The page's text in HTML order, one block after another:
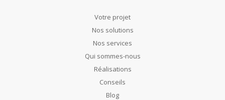
Votre projet
Nos solutions
Nos services
Qui sommes-nous
Réalisations
Conseils
Blog